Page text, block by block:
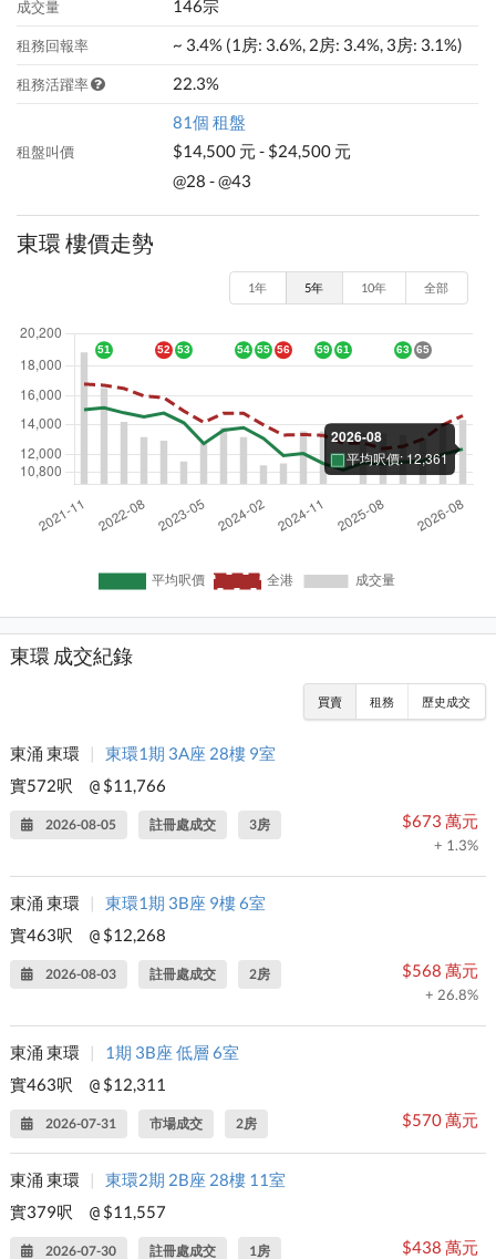
成交量 146宗
租務回報率 ~ 3.4% (1房: 3.6%, 2房: 3.4%, 3房: 3.1%)
租務活躍率 22.3%
租盤叫價
81個 租盤
$14,500 元 - $24,500 元
@28 - @43
東環 樓價走勢
1年 5年 10年 全部
東環 成交紀錄
買賣 租務 歷史成交
東涌 東環 |
東環1期 3A座 28樓 9室
實572呎
@ $11,766
2026-08-05 註冊處成交 3房 $673 萬元
+ 1.3%
東涌 東環 |
東環1期 3B座 9樓 6室
實463呎
@ $12,268
2026-08-03 註冊處成交 2房 $568 萬元
+ 26.8%
東涌 東環 |
1期 3B座 低層 6室
實463呎
@ $12,311
2026-07-31 市場成交 2房 $570 萬元
東涌 東環 |
東環2期 2B座 28樓 11室
實379呎
@ $11,557
2026-07-30 註冊處成交 1房 $438 萬元